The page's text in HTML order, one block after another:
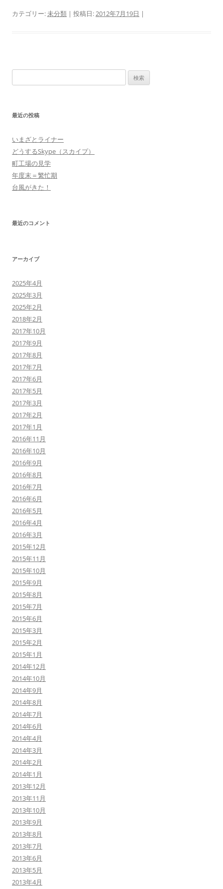
カテゴリー:未分類 | 投稿日:2012年7月19日 |
索:
最近の投稿
いまざとライナー
どうするSkype（スカイプ）
町工場の見学
年度末＝繁忙期
台風がきた！
最近のコメント
アーカイブ
2025年4月
2025年3月
2025年2月
2018年2月
2017年10月
2017年9月
2017年8月
2017年7月
2017年6月
2017年5月
2017年3月
2017年2月
2017年1月
2016年11月
2016年10月
2016年9月
2016年8月
2016年7月
2016年6月
2016年5月
2016年4月
2016年3月
2015年12月
2015年11月
2015年10月
2015年9月
2015年8月
2015年7月
2015年6月
2015年3月
2015年2月
2015年1月
2014年12月
2014年10月
2014年9月
2014年8月
2014年7月
2014年6月
2014年4月
2014年3月
2014年2月
2014年1月
2013年12月
2013年11月
2013年10月
2013年9月
2013年8月
2013年7月
2013年6月
2013年5月
2013年4月